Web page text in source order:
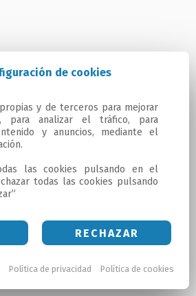
de cookies
y de terceros para mejorar
para analizar el tráfico, para
y anuncios, mediante el
las cookies pulsando en el
todas las cookies pulsando
RECHAZAR
Política de privacidad Política de cookies